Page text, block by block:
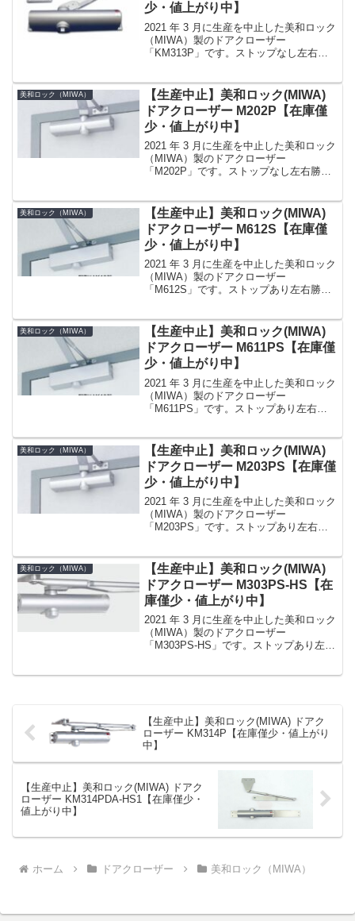
少・値上がり中】
2021 年 3 月に生産を中止した美和ロック
（MIWA）製のドアクローザー
「KM313P」です。ストップなし左右勝
レル型カラーシルバーミワロック ドア
クロ...
美和ロック（MIWA）
【生産中止】美和ロック(MIWA)
ドアクローザー M202P【在庫僅
少・値上がり中】
2021 年 3 月に生産を中止した美和ロック
（MIWA）製のドアクローザー
「M202P」です。ストップなし左右勝手
（SV）、ブラック艶消し（BK）、アイ...
美和ロック（MIWA）
【生産中止】美和ロック(MIWA)
ドアクローザー M612S【在庫僅
少・値上がり中】
2021 年 3 月に生産を中止した美和ロック
（MIWA）製のドアクローザー
「M612S」です。ストップあり左右勝手
カラーシルバー（SV）、ブラック艶消
し...
美和ロック（MIWA）
【生産中止】美和ロック(MIWA)
ドアクローザー M611PS【在庫僅
少・値上がり中】
2021 年 3 月に生産を中止した美和ロック
（MIWA）製のドアクローザー
「M611PS」です。ストップあり左右勝
型カラーシルバー（SV）、ブラック艶消
し...
美和ロック（MIWA）
【生産中止】美和ロック(MIWA)
ドアクローザー M203PS【在庫僅
少・値上がり中】
2021 年 3 月に生産を中止した美和ロック
（MIWA）製のドアクローザー
「M203PS」です。ストップあり左右勝
型カラーシルバー（SV）、ブラック艶消
し...
美和ロック（MIWA）
【生産中止】美和ロック(MIWA)
ドアクローザー M303PS-HS【在
庫僅少・値上がり中】
2021 年 3 月に生産を中止した美和ロック
（MIWA）製のドアクローザー
「M303PS-HS」です。ストップあり左右
【生産中止】美和ロック(MIWA) ドアク
ローザー KM314P【在庫僅少・値上がり
中】
【生産中止】美和ロック(MIWA) ドアク
ローザー KM314PDA-HS1【在庫僅少・
値上がり中】
ホーム ドアクローザー 美和ロック（MIWA）